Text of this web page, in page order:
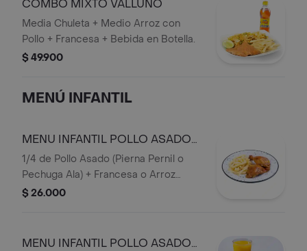
COMBO MIXTO VALLUNO
Media Chuleta + Medio Arroz con
Pollo + Francesa + Bebida en Botella.
$ 49.900
MENÚ INFANTIL
MENU INFANTIL POLLO ASADO
SOLO
1/4 de Pollo Asado (Pierna Pernil o
Pechuga Ala) + Francesa o Arroz
Blanco + Jugo 16 onzas (Mora o
$ 26.000
MENU INFANTIL POLLO ASADO